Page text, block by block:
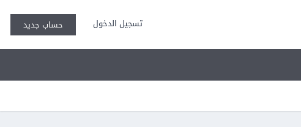
تسجيل الدخول حساب جديد